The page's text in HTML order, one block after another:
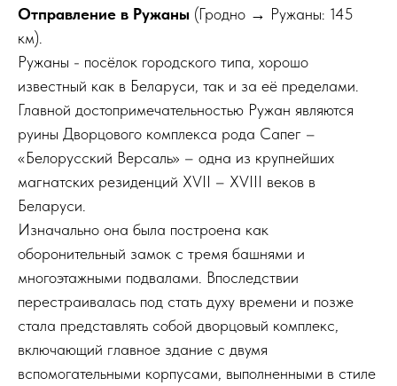
Отправление в Ружаны (Гродно → Ружаны: 145
км).
Ружаны - посёлок городского типа, хорошо
известный как в Беларуси, так и за её пределами.
Главной достопримечательностью Ружан являются
руины Дворцового комплекса рода Сапег –
«Белорусский Версаль» – одна из крупнейших
магнатских резиденций XVII – XVIII веков в
Беларуси.
Изначально она была построена как
оборонительный замок с тремя башнями и
многоэтажными подвалами. Впоследствии
перестраивалась под стать духу времени и позже
стала представлять собой дворцовый комплекс,
включающий главное здание с двумя
вспомогательными корпусами, выполненными в стиле